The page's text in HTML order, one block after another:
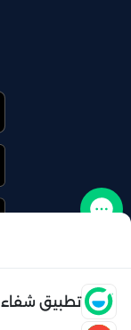
تطبيق شفاء © 2026 شفاء . كل الحقوق محفوظة
تواصل معنا